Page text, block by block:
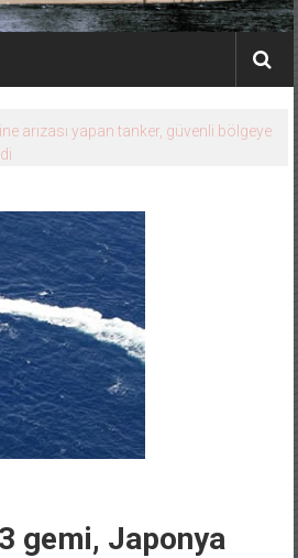
arızası yapan tanker, güvenli bölgeye
gemi, Japonya